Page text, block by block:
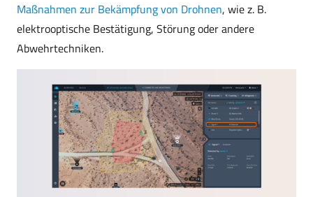
Maßnahmen zur Bekämpfung von Drohnen, wie z. B.
elektrooptische Bestätigung, Störung oder andere
Abwehrtechniken.